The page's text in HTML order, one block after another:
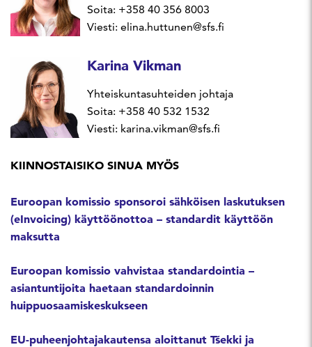
Soita: +358 40 356 8003
Viesti: elina.huttunen@sfs.fi
Karina Vikman
Yhteiskuntasuhteiden johtaja
Soita: +358 40 532 1532
Viesti: karina.vikman@sfs.fi
KIINNOSTAISIKO SINUA MYÖS
Euroopan komissio sponsoroi sähköisen laskutuksen
(eInvoicing) käyttöönottoa – standardit käyttöön
maksutta
Euroopan komissio vahvistaa standardointia –
asiantuntijoita haetaan standardoinnin
huippuosaamiskeskukseen
EU-puheenjohtajakautensa aloittanut Tšekki ja